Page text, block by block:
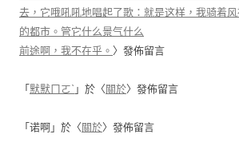
去，它哦吼吼地唱起了歌：就是这样，我骑着
的都市。管它什么景气什么
前途啊，我不在乎。 〉發佈留言
「 默默ㄇㄛˋ 」於〈 關於〉發佈留言
「 诺啊 」於〈 關於〉發佈留言